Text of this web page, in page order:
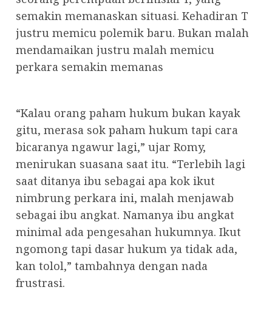
semakin memanaskan situasi. Kehadiran T
justru memicu polemik baru. Bukan malah
mendamaikan justru malah memicu
perkara semakin memanas
“Kalau orang paham hukum bukan kayak
gitu, merasa sok paham hukum tapi cara
bicaranya ngawur lagi,” ujar Romy,
menirukan suasana saat itu. “Terlebih lagi
saat ditanya ibu sebagai apa kok ikut
nimbrung perkara ini, malah menjawab
sebagai ibu angkat. Namanya ibu angkat
minimal ada pengesahan hukumnya. Ikut
ngomong tapi dasar hukum ya tidak ada,
kan tolol,” tambahnya dengan nada
frustrasi.